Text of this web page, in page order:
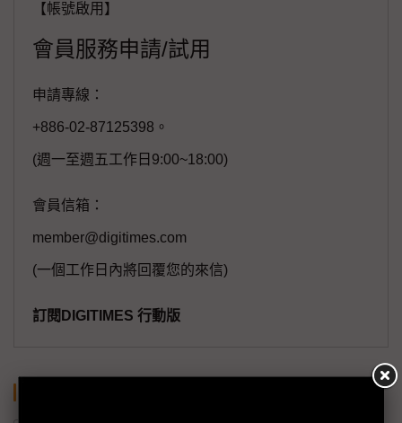
【帳號啟用】
會員服務申請/試用
申請專線：
+886-02-87125398。
(週一至週五工作日9:00~18:00)
會員信箱：
member@digitimes.com
(一個工作日內將回覆您的來信)
訂閱DIGITIMES 行動版